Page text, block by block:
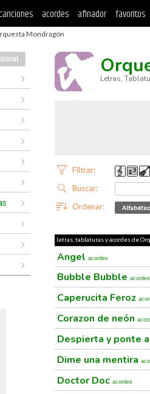
acordes afinador favoritos
Mondragón
Letras,
Filtrar:
Buscar:
Ordenar: Alfabético
letras, tablaturas y acordes de
Angel acordes
Bubble Bubble acordes
Caperucita Feroz
Corazon de neón
Despierta y ponte
Dime una mentira
Doctor Doc acordes